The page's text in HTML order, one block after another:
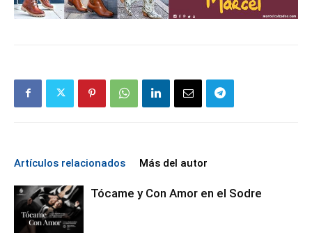
Artículos relacionados Más del autor
Tócame y Con Amor en el Sodre